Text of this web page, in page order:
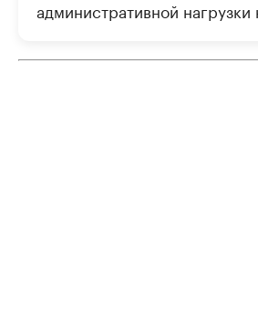
административной нагрузки